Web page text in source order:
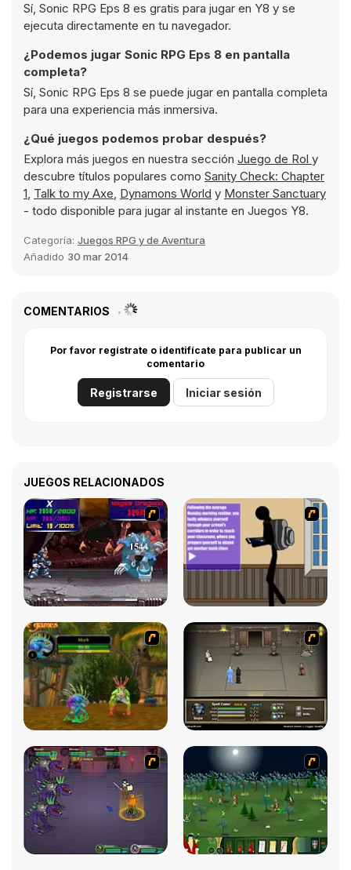
Sí, Sonic RPG Eps 8 es gratis para jugar en Y8 y se
ejecuta directamente en tu navegador.
¿Podemos jugar Sonic RPG Eps 8 en pantalla
completa?
Sí, Sonic RPG Eps 8 se puede jugar en pantalla completa
para una experiencia más inmersiva.
¿Qué juegos podemos probar después?
Explora más juegos en nuestra sección Juego de Rol y
descubre títulos populares como Sanity Check: Chapter
1, Talk to my Axe, Dynamons World y Monster Sanctuary
- todo disponible para jugar al instante en Juegos Y8.
Categoría: Juegos RPG y de Aventura
Añadido 30 mar 2014
COMENTARIOS
Por favor regístrate o identifícate para publicar un
comentario
Registrarse Iniciar sesión
JUEGOS RELACIONADOS